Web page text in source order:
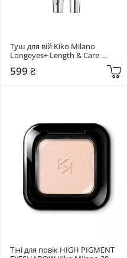
Туш для вій Kiko Milano
Longeyes+ Length & Care
599 ₴
Тіні для повік HIGH PIGMENT